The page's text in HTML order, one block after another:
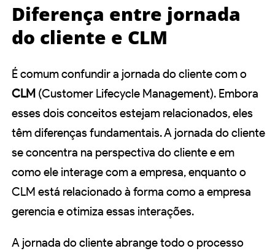
Diferença entre jornada
do cliente e CLM
É comum confundir a jornada do cliente com o
CLM (Customer Lifecycle Management). Embora
esses dois conceitos estejam relacionados, eles
têm diferenças fundamentais. A jornada do cliente
se concentra na perspectiva do cliente e em
como ele interage com a empresa, enquanto o
CLM está relacionado à forma como a empresa
gerencia e otimiza essas interações.
A jornada do cliente abrange todo o processo